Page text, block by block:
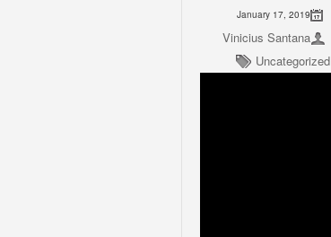
January 17, 2019
Vinicius Santana
Uncategorized